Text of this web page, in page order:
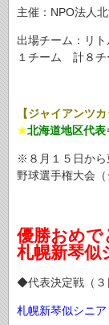
主催：NPO法人
出場チーム：リ
１チーム 計８チ
【ジャイアンツカ
★北海道地区代表
※８月１５日から
野球選手権大会（
優勝おめで
札幌新琴似
◆代表決定戦（３
札幌新琴似シニ